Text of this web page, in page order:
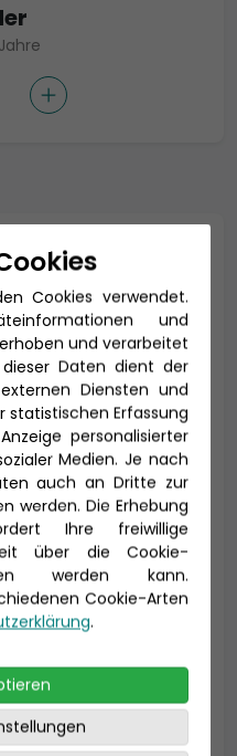
Nachname *
Cookies verwendet.
und
und verarbeitet
Daten dient der
Diensten und
statistischen Erfassung
personalisierter
Medien. Je nach
auch an Dritte zur
werden. Die Erhebung
Ihre freiwillige
über die Cookie-
werden kann.
Cookie-Arten
.